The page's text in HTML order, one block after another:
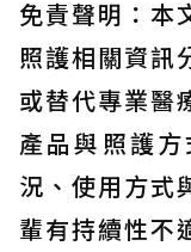
免責聲明：本
照護相關資訊
或替代專業醫
產品與照護
況、使用方式
輩有持續性不